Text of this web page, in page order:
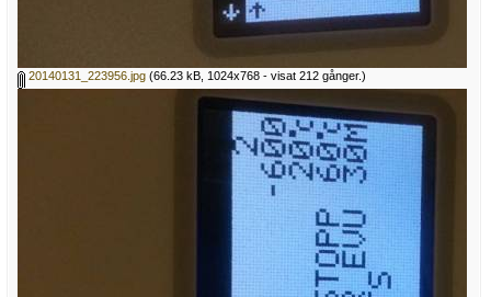
20140131_223956.jpg (66.23 kB, 1024x768 - visat 212 gånger.)